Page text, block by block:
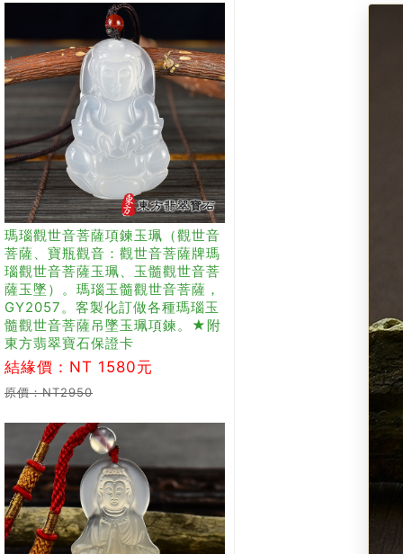
瑪瑙觀世音菩薩項鍊玉珮（觀世音
菩薩、寶瓶觀音：觀世音菩薩牌瑪
瑙觀世音菩薩玉珮、玉髓觀世音菩
薩玉墜）。瑪瑙玉髓觀世音菩薩，
GY2057。客製化訂做各種瑪瑙玉
髓觀世音菩薩吊墜玉珮項鍊。★附
東方翡翠寶石保證卡
結緣價：NT 1580元
原價：NT2950